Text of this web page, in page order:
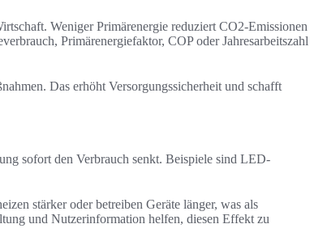
Weniger Primärenergie reduziert CO2-Emissionen
Primärenergiefaktor, COP oder Jahresarbeitszahl
Das erhöht Versorgungssicherheit und schafft
sofort den Verbrauch senkt. Beispiele sind LED-
stärker oder betreiben Geräte länger, was als
und Nutzerinformation helfen, diesen Effekt zu